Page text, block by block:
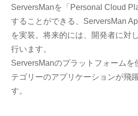
ServersManを「Personal Cloud
することができる、ServersMan
を実装。将来的には、開発者に対
行います。
ServersManのプラットフォームを
テゴリーのアプリケーションが飛
す。